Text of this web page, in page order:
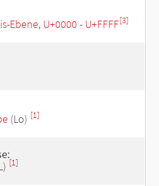
Ebene, U+0000 - U+FFFF[3]
(Lo) [1]
[1]